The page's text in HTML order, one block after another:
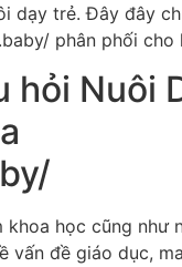
dạy trẻ. Đây đây
phân phối cho
hỏi Nuôi
học cũng như
vấn đề giáo dục,